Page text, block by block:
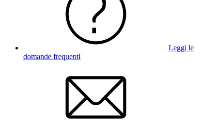
Leggi le
domande frequenti